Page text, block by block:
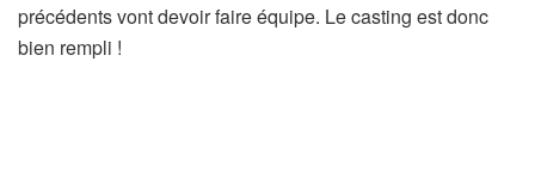
précédents vont devoir faire équipe. Le casting est donc
bien rempli !